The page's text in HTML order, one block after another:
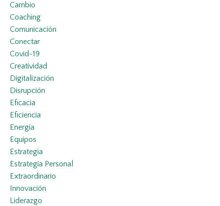
Cambio
Coaching
Comunicación
Conectar
Covid-19
Creatividad
Digitalización
Disrupción
Eficacia
Eficiencia
Energía
Equipos
Estrategia
Estrategia Personal
Extraordinario
Innovación
Liderazgo